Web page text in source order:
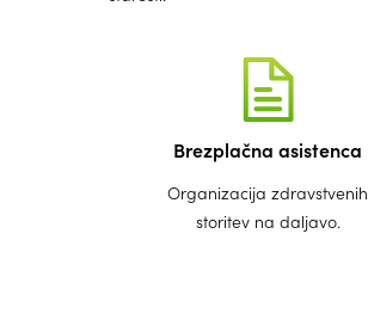
Brezplačna asistenca
Organizacija zdravstvenih
storitev na daljavo.